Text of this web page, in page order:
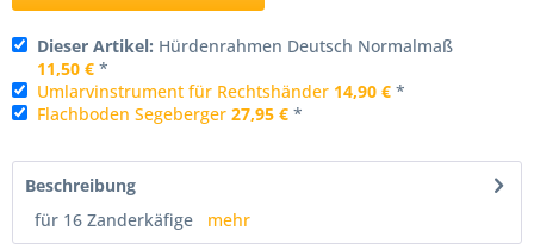
Dieser Artikel: Hürdenrahmen Deutsch Normalmaß
11,50 € *
Umlarvinstrument für Rechtshänder 14,90 € *
Flachboden Segeberger 27,95 € *
Beschreibung
für 16 Zanderkäfige mehr